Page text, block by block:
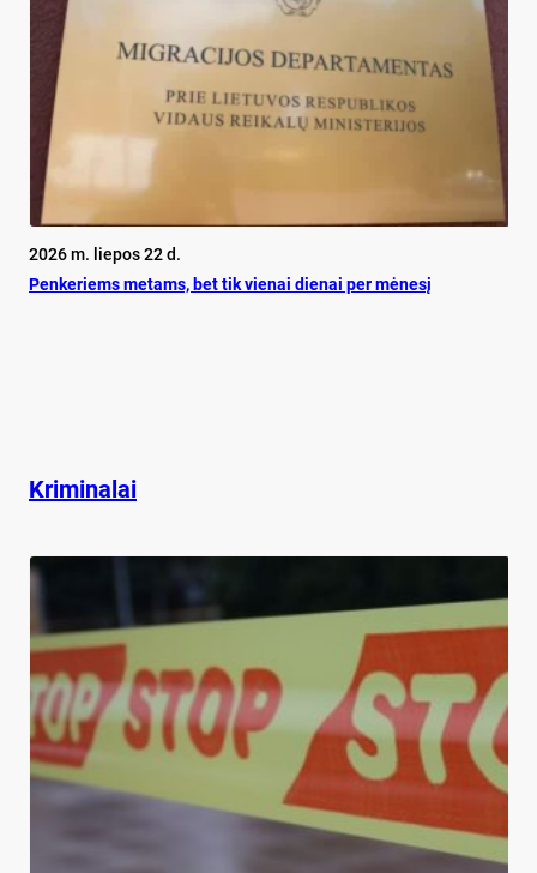
2026 m. liepos 22 d.
Pen­ke­riems me­tams, bet tik vie­nai die­nai per mė­ne­sį
Kriminalai